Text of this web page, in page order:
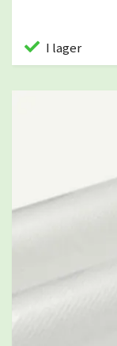
I lager